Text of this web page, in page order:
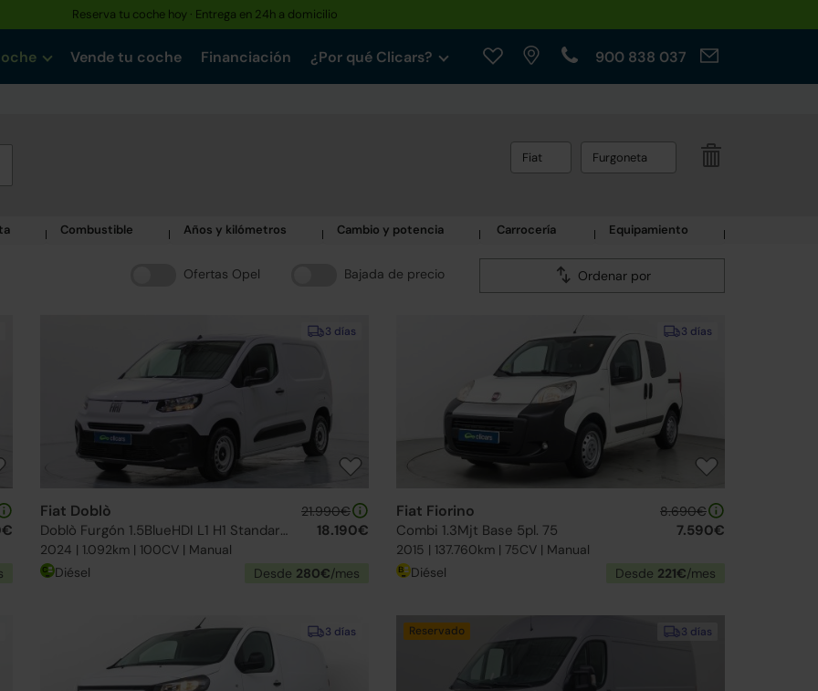
Reserva tu coche hoy · Entrega en 24h a domicilio
Vende tu coche Financiación ¿Por qué Clicars? 900 838 037
Fiat Furgoneta
Combustible Años y kilómetros Cambio y potencia Carrocería Equipamiento
Ofertas Opel Bajada de precio Ordenar por
3 días
Fiat Doblò
Doblò Furgón 1.5BlueHDI L1 H1 Standard 650kg
2024 | 1.092km | 100CV | Manual
21.990€
18.190€
Diésel Desde 280€/mes
3 días
Fiat Fiorino
Combi 1.3Mjt Base 5pl. 75
2015 | 137.760km | 75CV | Manual
8.690€
7.590€
Diésel Desde 221€/mes
3 días 3 días
Reservado